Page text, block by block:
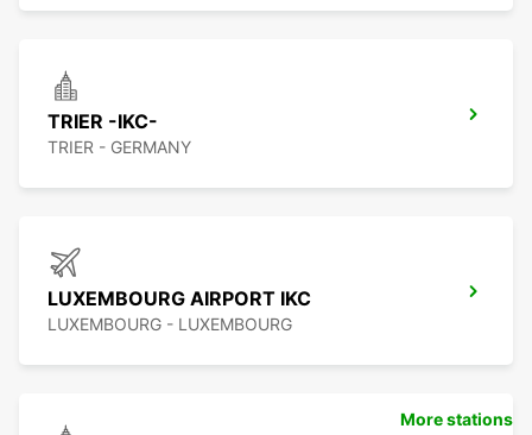
TRIER -IKC-
TRIER - GERMANY
LUXEMBOURG AIRPORT IKC
LUXEMBOURG - LUXEMBOURG
More stations